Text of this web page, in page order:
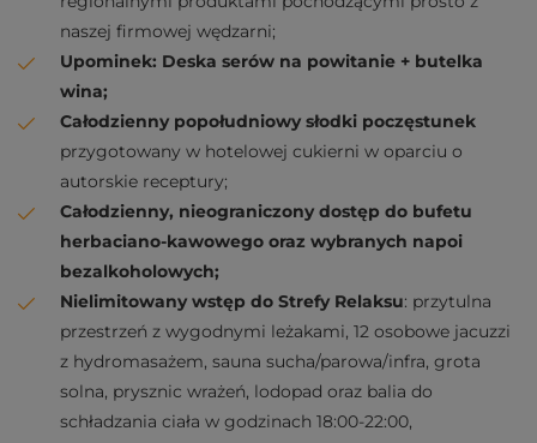
naszej firmowej wędzarni;
Upominek: Deska serów na powitanie + butelka
wina;
Całodzienny popołudniowy słodki poczęstunek
przygotowany w hotelowej cukierni w oparciu o
autorskie receptury;
Całodzienny, nieograniczony dostęp do bufetu
herbaciano-kawowego oraz wybranych napoi
bezalkoholowych;
Nielimitowany wstęp do Strefy Relaksu: przytulna
przestrzeń z wygodnymi leżakami, 12 osobowe jacuzzi
z hydromasażem, sauna sucha/parowa/infra, grota
solna, prysznic wrażeń, lodopad oraz balia do
schładzania ciała w godzinach 18:00-22:00,